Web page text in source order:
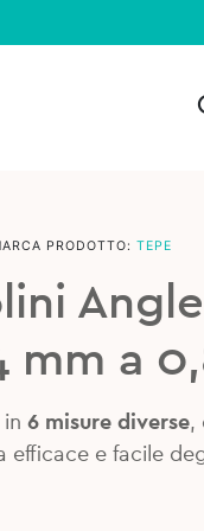
PRODOTTO: TEPE
mm a
6 misure diverse,
efficace e facile